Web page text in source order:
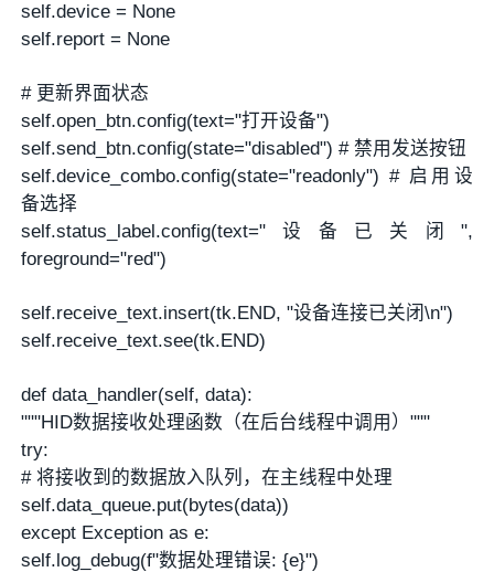
self.device = None
self.report = None
# 更新界面状态
self.open_btn.config(text="打开设备")
self.send_btn.config(state="disabled") # 禁用发送按钮
self.device_combo.config(state="readonly") # 启用设
备选择
self.status_label.config(text="设备已关闭",
foreground="red")
self.receive_text.insert(tk.END, "设备连接已关闭\n")
self.receive_text.see(tk.END)
def data_handler(self, data):
"""HID数据接收处理函数（在后台线程中调用）"""
try:
# 将接收到的数据放入队列，在主线程中处理
self.data_queue.put(bytes(data))
except Exception as e:
self.log_debug(f"数据处理错误: {e}")